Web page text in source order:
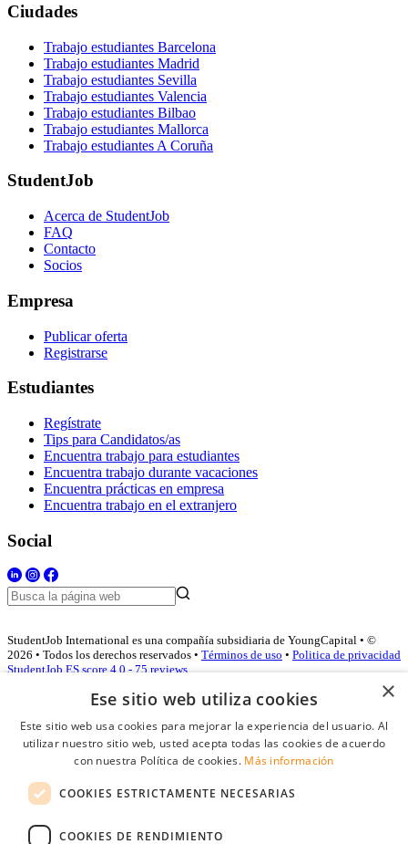
Ciudades
Trabajo estudiantes Barcelona
Trabajo estudiantes Madrid
Trabajo estudiantes Sevilla
Trabajo estudiantes Valencia
Trabajo estudiantes Bilbao
Trabajo estudiantes Mallorca
Trabajo estudiantes A Coruña
StudentJob
Acerca de StudentJob
FAQ
Contacto
Socios
Empresa
Publicar oferta
Registrarse
Estudiantes
Regístrate
Tips para Candidatos/as
Encuentra trabajo para estudiantes
Encuentra trabajo durante vacaciones
Encuentra prácticas en empresa
Encuentra trabajo en el extranjero
Social
StudentJob International es una compañía subsidiaria de YoungCapital • ©
2026 • Todos los derechos reservados • Términos de uso • Politica de privacidad
StudentJob ES score 4.0 - 75 reviews
Acceso empresas
Contraseña
×
Ese sitio web utiliza cookies
Este sitio web usa cookies para mejorar la experiencia del usuario. Al
utilizar nuestro sitio web, usted acepta todas las cookies de acuerdo
con nuestra Política de cookies. Más información
COOKIES ESTRICTAMENTE NECESARIAS
COOKIES DE RENDIMIENTO